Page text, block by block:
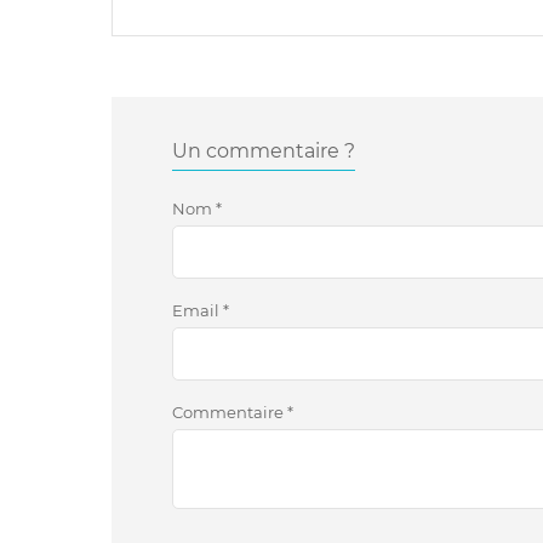
Un commentaire ?
Nom *
Email *
Commentaire*